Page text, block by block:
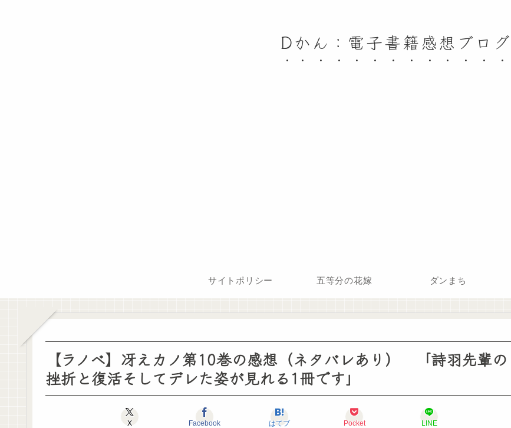
Dかん：電子書籍感想ブログ
サイトポリシー 五等分の花嫁 ダンまち
【ラノベ】冴えカノ第10巻の感想（ネタバレあり） 「詩羽先輩の
挫折と復活そしてデレた姿が見れる1冊です」
X Facebook はてブ Pocket LINE